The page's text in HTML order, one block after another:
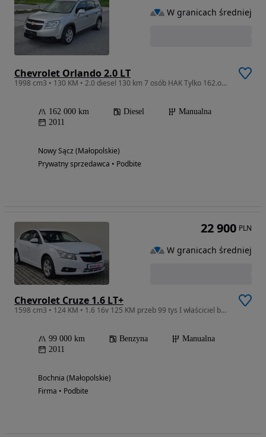
Chevrolet Orlando 2.0 LT
1998 cm3 • 130 KM • 2.0 diesel 130 km 7 osób HAK Tylko 162.ooo km Stan Wzorowy
162 000 km Diesel
Manualna
2011
Nowy Sącz (Małopolskie)
Prywatny sprzedawca • Podbite
W granicach średniej
Chevrolet Cruze 1.6 LT+
1598 cm3 • 124 KM • 1.6 16v 125 KM przeb 99 tys I właściciel bezwyp Z SALONU OPLA
99 000 km Benzyna
Manualna
2011
Bochnia (Małopolskie)
Firma • Podbite
22 900 PLN
W granicach średniej